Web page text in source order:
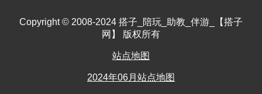
Copyright © 2008-2024 搭子_陪玩_助教_伴游_【搭子
网】 版权所有
站点地图
2024年06月站点地图